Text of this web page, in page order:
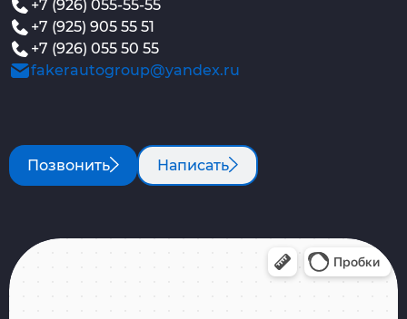
+7 (926) 055-55-55
+7 (925) 905 55 51
+7 (926) 055 50 55
fakerautogroup@yandex.ru
Позвонить Написать